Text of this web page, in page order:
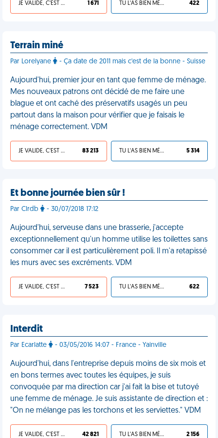
JE VALIDE, C'EST UNE VDM 1 671 TU L'AS BIEN MÉRITÉ 422
Terrain miné
Par Lorelyane - Ça date de 2011 mais c'est de la bonne - Suisse
Aujourd'hui, premier jour en tant que femme de ménage.
Mes nouveaux patrons ont décidé de me faire une
blague et ont caché des préservatifs usagés un peu
partout dans la maison pour vérifier que je faisais le
ménage correctement. VDM
JE VALIDE, C'EST UNE VDM 83 213 TU L'AS BIEN MÉRITÉ 5 314
Et bonne journée bien sûr !
Par Clrdb - 30/07/2018 17:12
Aujourd'hui, serveuse dans une brasserie, j'accepte
exceptionnellement qu'un homme utilise les toilettes sans
consommer car il est particulièrement poli. Il m'a retapissé
les murs avec ses excréments. VDM
JE VALIDE, C'EST UNE VDM 7 523 TU L'AS BIEN MÉRITÉ 622
Interdit
Par Ecarlatte - 03/05/2016 14:07 - France - Yainville
Aujourd'hui, dans l'entreprise depuis moins de six mois et
en bons termes avec toutes les équipes, je suis
convoquée par ma direction car j'ai fait la bise et tutoyé
une femme de ménage. Je suis assistante de direction et :
"On ne mélange pas les torchons et les serviettes." VDM
JE VALIDE, C'EST UNE VDM 42 821 TU L'AS BIEN MÉRITÉ 2 156